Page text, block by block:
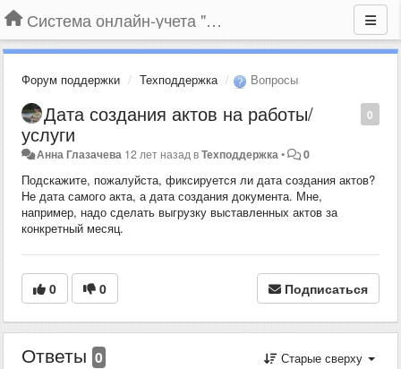
Система онлайн-учета "Большая Птица"
Форум поддержки Техподдержка Вопросы
0
Дата создания актов на работы/
услуги
Анна Глазачева 12 лет назад вТехподдержка • 0
Подскажите, пожалуйста, фиксируется ли дата создания актов?
Не дата самого акта, а дата создания документа. Мне,
например, надо сделать выгрузку выставленных актов за
конкретный месяц.
0 0 Подписаться
Ответы 0 Старые сверху